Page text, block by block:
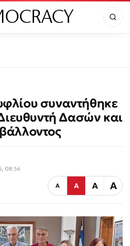
συναντήθηκε
Δασών και
08:56
Α Α Α Α